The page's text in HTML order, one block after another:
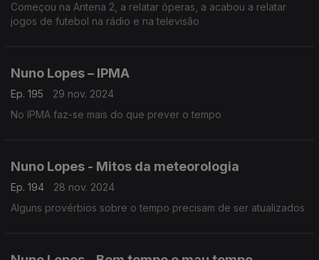
Começou na Antena 2, a relatar óperas, a acabou a relatar
jogos de futebol na rádio e na televisão
Nuno Lopes – IPMA
Ep. 195
29 nov. 2024
No IPMA faz-se mais do que prever o tempo
Nuno Lopes - Mitos da meteorologia
Ep. 194
28 nov. 2024
Alguns provérbios sobre o tempo precisam de ser atualizados